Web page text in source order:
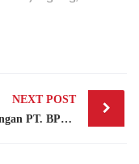
NEXT POST
Kunjungan PT. BPR BANK SLEMAN (PERSERODA) terkait Kredit linkage di Bank Jombang